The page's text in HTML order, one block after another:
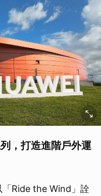
，打造進階戶外運
「Ride the Wind」詮